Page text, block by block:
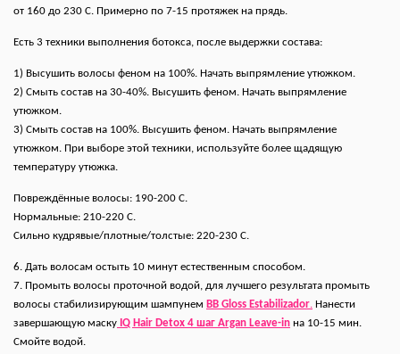
от 160 до 230 С. Примерно по 7-15 протяжек на прядь.
Есть 3 техники выполнения ботокса, после выдержки состава:
1) Высушить волосы феном на 100%. Начать выпрямление утюжком.
2) Смыть состав на 30-40%. Высушить феном. Начать выпрямление
утюжком.
3) Смыть состав на 100%. Высушить феном. Начать выпрямление
утюжком. При выборе этой техники, используйте более щадящую
температуру утюжка.
Повреждённые волосы: 190-200 С.
Нормальные: 210-220 С.
Сильно кудрявые/плотные/толстые: 220-230 С.
6. Дать волосам остыть 10 минут естественным способом.
7. Промыть волосы проточной водой, для лучшего результата промыть
волосы стабилизирующим шампунем BB Gloss Estabilizador. Нанести
завершающую маску IQ Hair Detox 4 шаг Argan Leave-in на 10-15 мин.
Смойте водой.